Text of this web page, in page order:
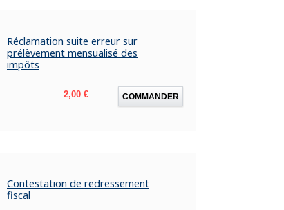
Réclamation suite erreur sur
prélèvement mensualisé des
impôts
Prix
2,00 € COMMANDER
Contestation de redressement
fiscal